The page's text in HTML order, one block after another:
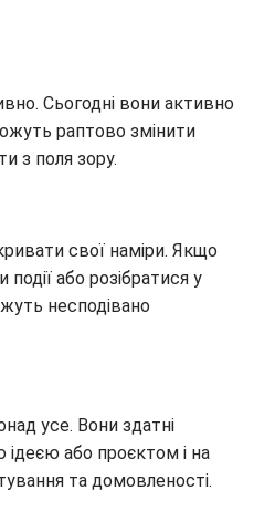
Сьогодні вони активно
раптово змінити
з поля зору.
свої наміри. Якщо
або розібратися у
несподівано
усе. Вони здатні
або проєктом і на
та домовленості.